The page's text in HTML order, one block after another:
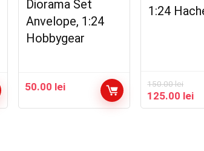
Diorama Set
Anvelope, 1:24
Hobbygear
50.00 lei
1:24
150.00lei
Prețul
inițial
125.00 lei